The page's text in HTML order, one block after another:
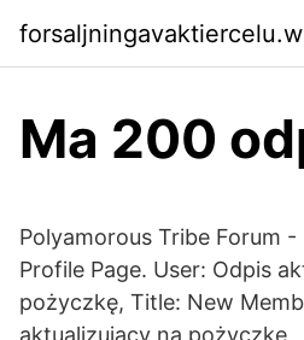
Ma 200
Polyamorous Tribe Forum
Profile Page. User: Odpis
pożyczkę, Title: New
aktualizujący na pożyczkę